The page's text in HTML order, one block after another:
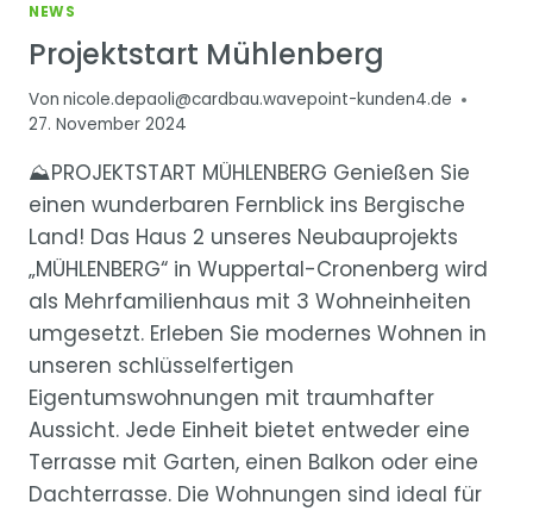
NEWS
Projektstart Mühlenberg
Von nicole.depaoli@cardbau.wavepoint-kunden4.de
27. November 2024
⛰PROJEKTSTART MÜHLENBERG Genießen Sie
einen wunderbaren Fernblick ins Bergische
Land! Das Haus 2 unseres Neubauprojekts
„MÜHLENBERG“ in Wuppertal-Cronenberg wird
als Mehrfamilienhaus mit 3 Wohneinheiten
umgesetzt. Erleben Sie modernes Wohnen in
unseren schlüsselfertigen
Eigentumswohnungen mit traumhafter
Aussicht. Jede Einheit bietet entweder eine
Terrasse mit Garten, einen Balkon oder eine
Dachterrasse. Die Wohnungen sind ideal für